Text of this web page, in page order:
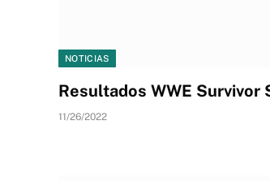
NOTICIAS
Resultados WWE Survivor
11/26/2022